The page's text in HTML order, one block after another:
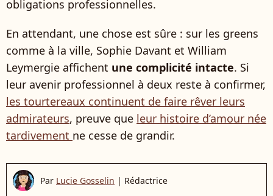
obligations professionnelles.
En attendant, une chose est sûre : sur les greens
comme à la ville, Sophie Davant et William
Leymergie affichent une complicité intacte. Si
leur avenir professionnel à deux reste à confirmer,
les tourtereaux continuent de faire rêver leurs
admirateurs, preuve que leur histoire d’amour née
tardivement ne cesse de grandir.
Par Lucie Gosselin | Rédactrice